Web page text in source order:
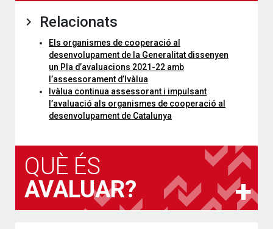
Relacionats
Els organismes de cooperació al
desenvolupament de la Generalitat dissenyen
un Pla d’avaluacions 2021-22 amb
l’assessorament d’Ivàlua
Ivàlua continua assessorant i impulsant
l’avaluació als organismes de cooperació al
desenvolupament de Catalunya
QUÈ ÉS
AVALUAR?